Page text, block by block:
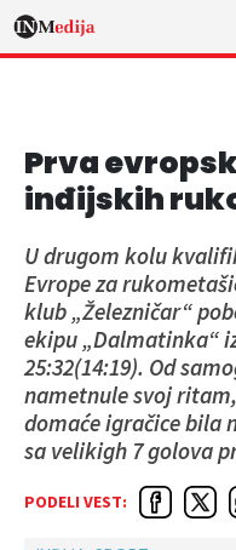
Prva
inđijskih
U drugom kolu
Evrope za
klub „Železničar“
ekipu „Dalmatinka“
25:32(14:19). Od
nametnule svoj
domaće igračice bila
sa velikigh 7 golova
PODELI VEST: